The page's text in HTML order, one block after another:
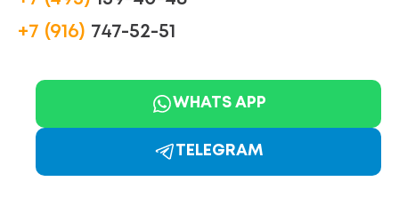
+7 (916) 747-52-51
WHATS APP
TELEGRAM